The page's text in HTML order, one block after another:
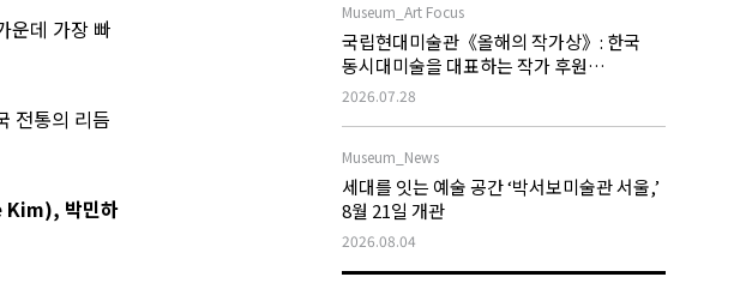
운데 가장 빠
전통의 리듬
박민하
Museum_Art Focus
국립현대미술관《올해의 작가상》: 한국
동시대미술을 대표하는 작가 후원
프로그램의 역할과 과제
2026.07.28
Museum_News
세대를 잇는 예술 공간 ‘박서보미술관 서울,’
8월 21일 개관
2026.08.04